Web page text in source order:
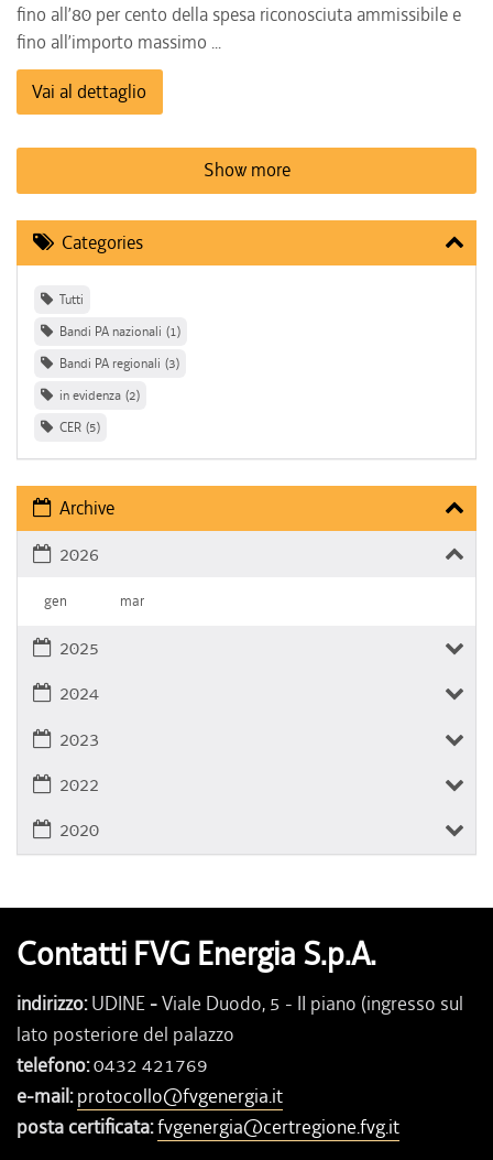
fino all’80 per cento della spesa riconosciuta ammissibile e
fino all’importo massimo ...
Vai al dettaglio
Show more
Categories
Tutti
Bandi PA nazionali 1
Bandi PA regionali 3
in evidenza 2
CER 5
Archive
2026
gen mar
2025
2024
2023
2022
2020
Contatti FVG Energia S.p.A.
indirizzo:UDINE -Viale Duodo, 5 - II piano (ingresso sul
lato posteriore del palazzo
telefono:0432 421769
e-mail:protocollo@fvgenergia.it
posta certificata:fvgenergia@certregione.fvg.it